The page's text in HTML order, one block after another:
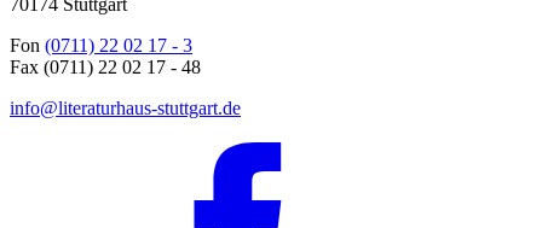
70174 Stuttgart
Fon (0711) 22 02 17 - 3
Fax (0711) 22 02 17 - 48
info@literaturhaus-stuttgart.de